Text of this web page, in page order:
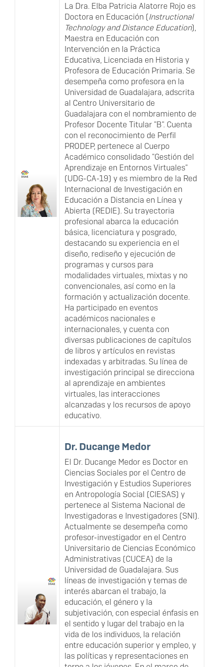
La Dra. Elba Patricia Alatorre Rojo es
Doctora en Educación (Instructional
Technology and Distance Education),
Maestra en Educación con
Intervención en la Práctica
Educativa, Licenciada en Historia y
Profesora de Educación Primaria. Se
desempeña como profesora en la
Universidad de Guadalajara, adscrita
al Centro Universitario de
Guadalajara con el nombramiento de
Profesor Docente Titular "B". Cuenta
con el reconocimiento de Perfil
PRODEP, pertenece al Cuerpo
Académico consolidado "Gestión del
Aprendizaje en Entornos Virtuales"
(UDG-CA-19) y es miembro de la Red
Internacional de Investigación en
Educación a Distancia en Línea y
Abierta (REDIE). Su trayectoria
profesional abarca la educación
básica, licenciatura y posgrado,
destacando su experiencia en el
diseño, rediseño y ejecución de
programas y cursos para
modalidades virtuales, mixtas y no
convencionales, así como en la
formación y actualización docente.
Ha participado en eventos
académicos nacionales e
internacionales, y cuenta con
diversas publicaciones de capítulos
de libros y artículos en revistas
indexadas y arbitradas. Su línea de
investigación principal se direcciona
al aprendizaje en ambientes
virtuales, las interacciones
alcanzadas y los recursos de apoyo
educativo.
Dr. Ducange Medor
El Dr. Ducange Medor es Doctor en
Ciencias Sociales por el Centro de
Investigación y Estudios Superiores
en Antropología Social (CIESAS) y
pertenece al Sistema Nacional de
Investigadoras e Investigadores (SNI).
Actualmente se desempeña como
profesor-investigador en el Centro
Universitario de Ciencias Económico
Administrativas (CUCEA) de la
Universidad de Guadalajara. Sus
líneas de investigación y temas de
interés abarcan el trabajo, la
educación, el género y la
subjetivación, con especial énfasis en
el sentido y lugar del trabajo en la
vida de los individuos, la relación
entre educación superior y empleo, y
las políticas y representaciones en